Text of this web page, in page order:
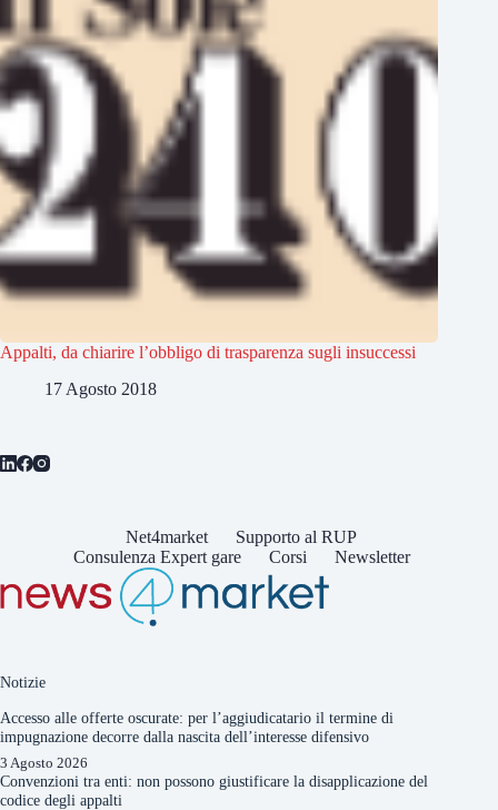
Appalti, da chiarire l’obbligo di trasparenza sugli insuccessi
17 Agosto 2018
Net4market
Supporto al RUP
Consulenza Expert gare
Corsi Newsletter
Notizie
Accesso alle offerte oscurate: per l’aggiudicatario il termine di
impugnazione decorre dalla nascita dell’interesse difensivo
3 Agosto 2026
Convenzioni tra enti: non possono giustificare la disapplicazione del
codice degli appalti